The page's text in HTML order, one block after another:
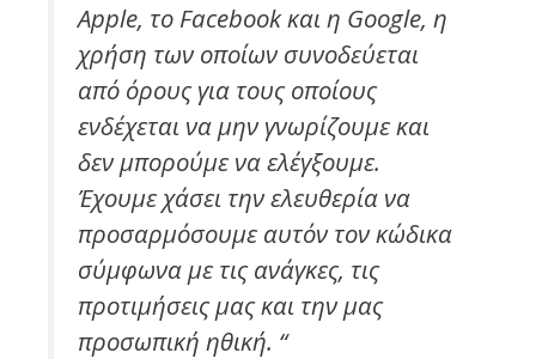
Apple, το Facebook και η Google, η
χρήση των οποίων συνοδεύεται
από όρους για τους οποίους
ενδέχεται να μην γνωρίζουμε και
δεν μπορούμε να ελέγξουμε.
Έχουμε χάσει την ελευθερία να
προσαρμόσουμε αυτόν τον κώδικα
σύμφωνα με τις ανάγκες, τις
προτιμήσεις μας και την μας
προσωπική ηθική. “